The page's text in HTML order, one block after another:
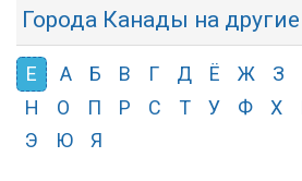
Города Канады на
Е А Б В Г Д Ё Ж З
Н
О П Р С Т У Ф Х
Э
Ю Я